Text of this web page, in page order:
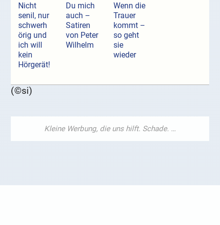
Nicht
senil, nur
schwerh
örig und
ich will
kein
Hörgerät!
Du mich
auch –
Satiren
von Peter
Wilhelm
Wenn die
Trauer
kommt –
so geht
sie
wieder
(©si)